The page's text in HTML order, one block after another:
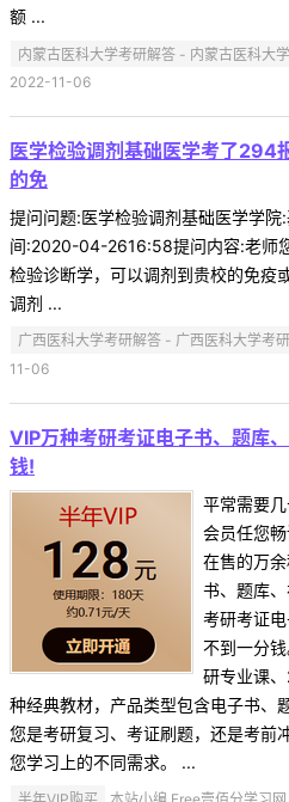
额 ...
内蒙古医科大学考研解答 - 内蒙古医科大
2022-11-06
医学检验调剂基础医学考了294
的免
提问问题:医学检验调剂基础医学学
间:2020-04-2616:58提问内容:老师
检验诊断学，可以调剂到贵校的免疫
调剂 ...
广西医科大学考研解答 - 广西医科大学考
11-06
VIP万种考研考证电子书、题库
钱!
平常需要
会员任您
在售的万
书、题库
考研考证
不到一分
研专业课
种经典教材，产品类型包含电子书、
您是考研复习、考证刷题，还是考前
您学习上的不同需求。 ...